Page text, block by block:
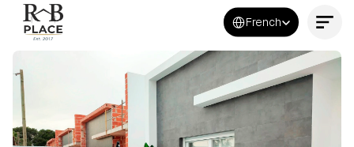
Select Language
French
Contactez-nous maintenant